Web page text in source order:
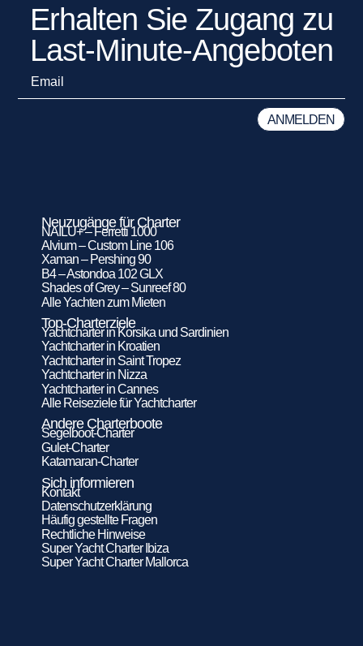
Erhalten Sie Zugang zu
Last-Minute-Angeboten
Neuzugänge für Charter
NAILU+ – Ferretti 1000
Alvium – Custom Line 106
Xaman – Pershing 90
B4 – Astondoa 102 GLX
Shades of Grey – Sunreef 80
Alle Yachten zum Mieten
Top-Charterziele
Yachtcharter in Korsika und Sardinien
Yachtcharter in Kroatien
Yachtcharter in Saint Tropez
Yachtcharter in Nizza
Yachtcharter in Cannes
Alle Reiseziele für Yachtcharter
Andere Charterboote
Segelboot-Charter
Gulet-Charter
Katamaran-Charter
Sich informieren
Kontakt
Datenschutzerklärung
Häufig gestellte Fragen
Rechtliche Hinweise
Super Yacht Charter Ibiza
Super Yacht Charter Mallorca